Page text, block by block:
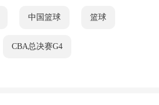
中国篮球 篮球
CBA总决赛G4